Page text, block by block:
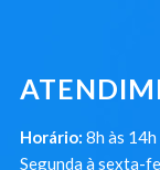
Horário: 8h às 14h
Segunda à sexta-